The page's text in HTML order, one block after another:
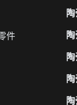
件